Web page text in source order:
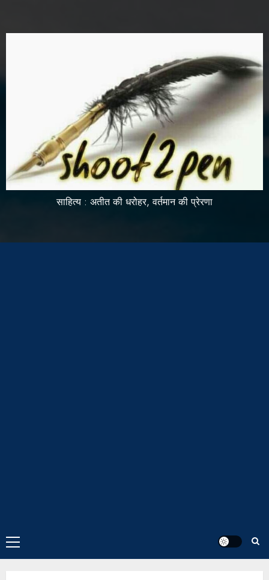
साहित्य : अतीत की धरोहर, वर्तमान की प्रेरणा